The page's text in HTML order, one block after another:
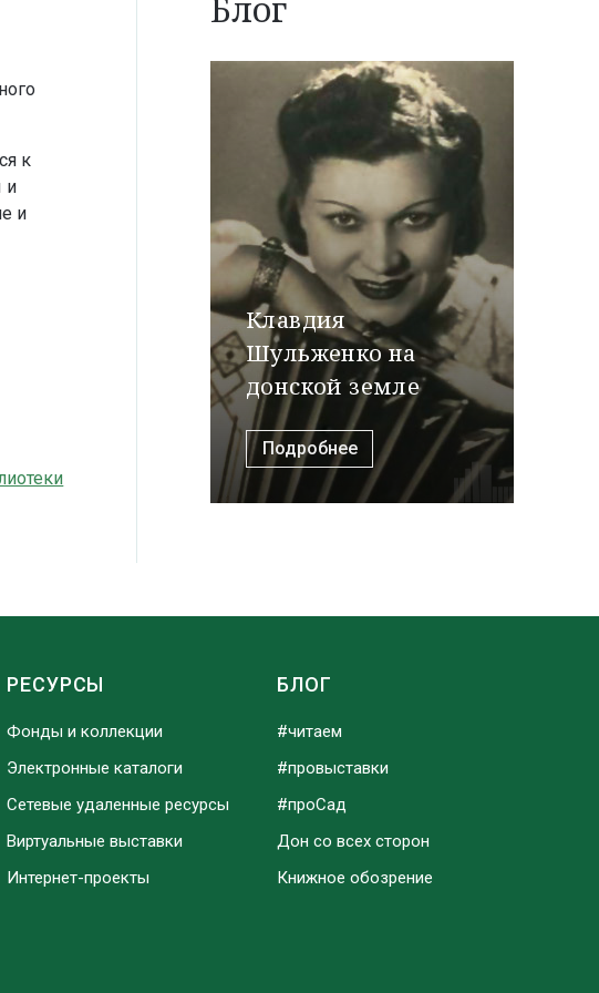
к
и
и
Клавдия
Шульженко на
донской земле
Подробнее
РЕСУРСЫ
Фонды и коллекции
Электронные каталоги
Сетевые удаленные ресурсы
Виртуальные выставки
Интернет-проекты
БЛОГ
#читаем
#провыставки
#проСад
Дон со всех сторон
Книжное обозрение